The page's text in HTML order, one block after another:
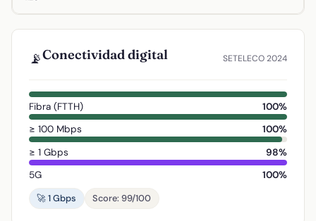
📡Conectividad digital SETELECO 2024
Fibra (FTTH)
100%
≥ 100 Mbps
100%
≥ 1 Gbps
98%
5G
100%
🚀 1 Gbps
Score: 99/100